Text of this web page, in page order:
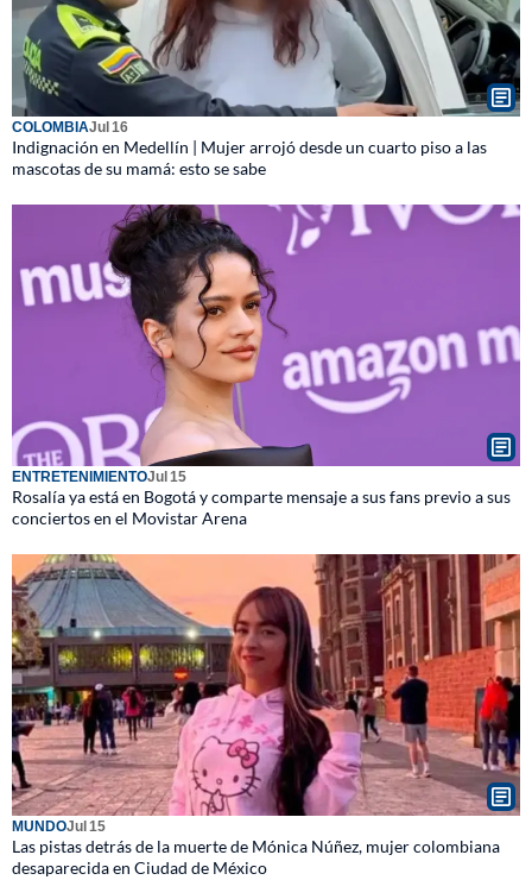
COLOMBIAJul 16
Indignación en Medellín | Mujer arrojó desde un cuarto piso a las
mascotas de su mamá: esto se sabe
ENTRETENIMIENTOJul 15
Rosalía ya está en Bogotá y comparte mensaje a sus fans previo a sus
conciertos en el Movistar Arena
MUNDOJul 15
Las pistas detrás de la muerte de Mónica Núñez, mujer colombiana
desaparecida en Ciudad de México